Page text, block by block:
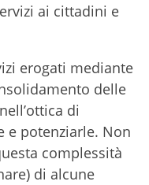
ai cittadini e
erogati mediante
delle
di
e potenziarle. Non
complessità
di alcune